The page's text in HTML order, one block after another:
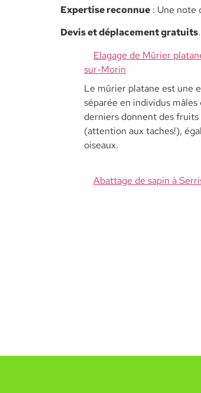
​Expertise reconnue : Une note
​Devis et déplacement gratuits
Elagage de Mûrier
sur-Morin
Le mûrier platane est une
séparée en individus
derniers donnent des
(attention aux taches!),
oiseaux.
Abattage de sapin à